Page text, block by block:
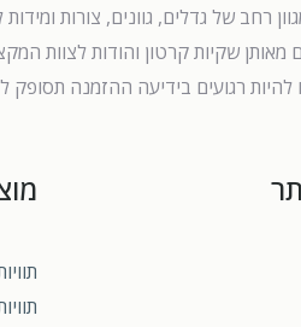
רחב של גדלים, גוונים, צורות
שקיות קרטון והודות לצוות
רגועים בידיעה ההזמנה תסופק